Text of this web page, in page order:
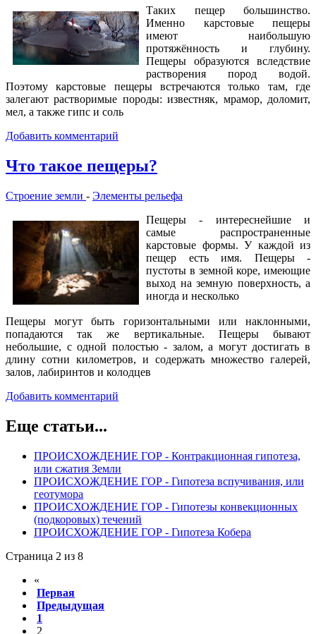
Таких пещер большинство.
Именно карстовые пещеры
имеют наибольшую
протяжённость и глубину.
Пещеры образуются вследствие
растворения пород водой.
Поэтому карстовые пещеры встречаются только там, где
залегают растворимые породы: известняк, мрамор, доломит,
мел, а также гипс и соль
Добавить комментарий
Что такое пещеры?
Строение земли - Элементы рельефа
Пещеры - интереснейшие и
самые распространенные
карстовые формы. У каждой из
пещер есть имя. Пещеры -
пустоты в земной коре, имеющие
выход на земную поверхность, а
иногда и несколько
Пещеры могут быть горизонтальными или наклонными,
попадаются так же вертикальные. Пещеры бывают
небольшие, с одной полостью - залом, а могут достигать в
длину сотни километров, и содержать множество галерей,
залов, лабиринтов и колодцев
Добавить комментарий
Еще статьи...
ПРОИСХОЖДЕНИЕ ГОР - Контракционная гипотеза,
или сжатия Земли
ПРОИСХОЖДЕНИЕ ГОР - Гипотеза вспучивания, или
геотумора
ПРОИСХОЖДЕНИЕ ГОР - Гипотезы конвекционных
(подкоровых) течений
ПРОИСХОЖДЕНИЕ ГОР - Гипотеза Кобера
Страница 2 из 8
«
Первая
Предыдущая
1
2